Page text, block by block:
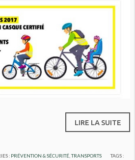
LIRE LA SUITE
: PRÉVENTION & SÉCURITÉ,TRANSPORTS
TAGS :